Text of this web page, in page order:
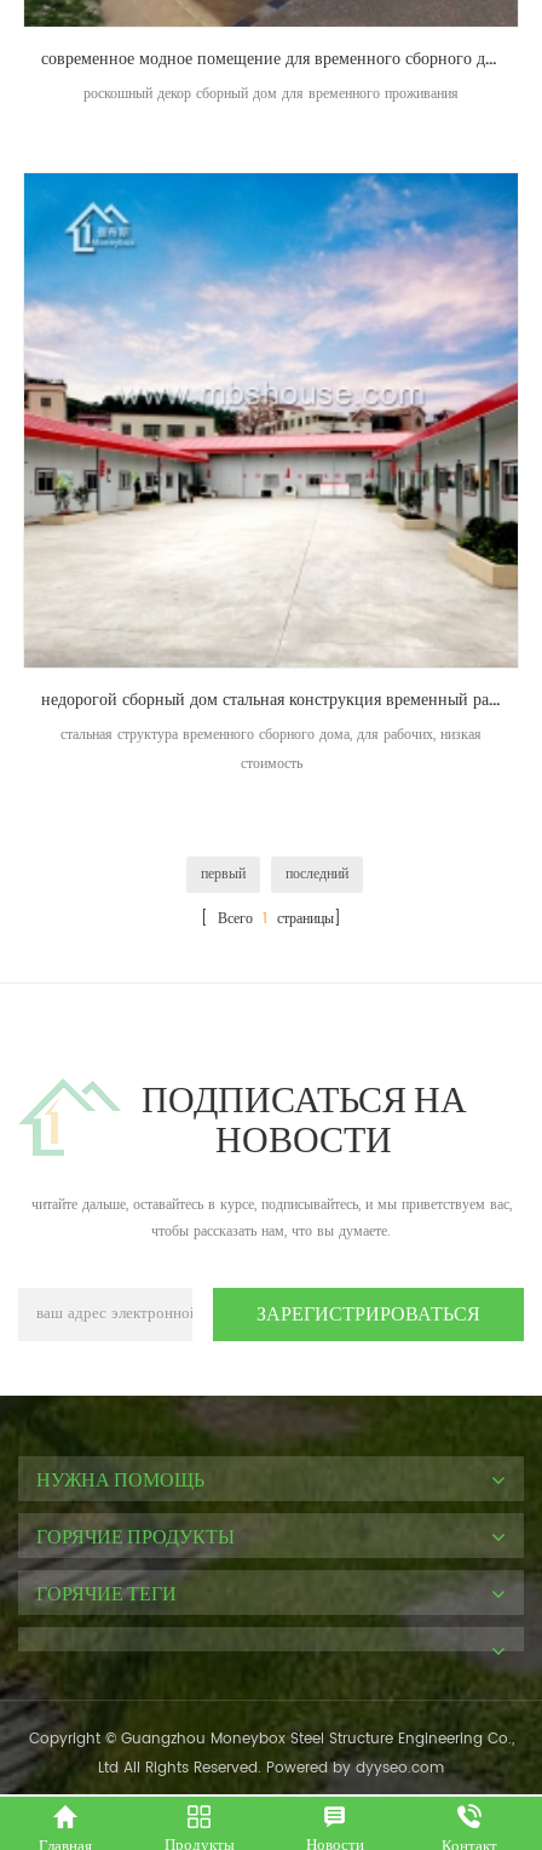
современное модное помещение для временного сборного дома для проживания
роскошный декор сборный дом для временного проживания
недорогой сборный дом стальная конструкция временный рабочий жилье сборный дом
стальная структура временного сборного дома, для рабочих, низкая
стоимость
первый
последний
[ Всего 1 страницы]
ПОДПИСАТЬСЯ НА
НОВОСТИ
читайте дальше, оставайтесь в курсе, подписывайтесь, и мы приветствуем вас,
чтобы рассказать нам, что вы думаете.
НУЖНА ПОМОЩЬ
ГОРЯЧИЕ ПРОДУКТЫ
ГОРЯЧИЕ ТЕГИ
Copyright © Guangzhou Moneybox Steel Structure Engineering Co.,
Ltd All Rights Reserved. Powered bydyyseo.com